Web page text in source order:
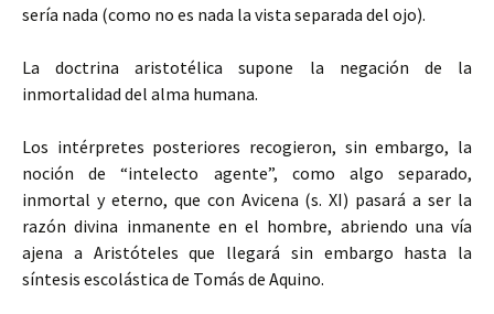
sería nada (como no es nada la vista separada del ojo).
La doctrina aristotélica supone la negación de la
inmortalidad del alma humana.
Los intérpretes posteriores recogieron, sin embargo, la
noción de “intelecto agente”, como algo separado,
inmortal y eterno, que con Avicena (s. XI) pasará a ser la
razón divina inmanente en el hombre, abriendo una vía
ajena a Aristóteles que llegará sin embargo hasta la
síntesis escolástica de Tomás de Aquino.